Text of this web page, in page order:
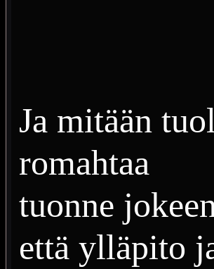
Ja mitään
romahtaa
tuonne
että ylläpito